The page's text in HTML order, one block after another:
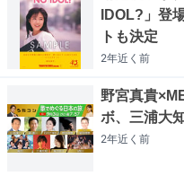
IDOL?」登
トも決定
2年近く 前
野宮真貴
ボ、三浦大
2年近く 前